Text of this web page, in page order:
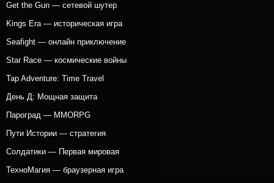
Get the Gun — сетевой шутер
Kings Era — историческая игра
Seafight — онлайн приключение
Star Race — космические войны
Tap Adventure: Time Travel
День Д: Мощная защита
Пароград — MMORPG
Пути Истории — стратегия
Солдатики — Первая мировая
ТехноМагия — браузерная игра